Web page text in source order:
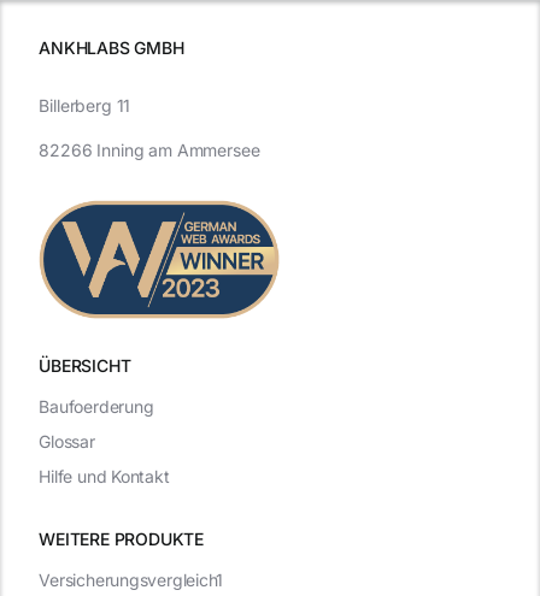
ANKHLABS GMBH
ÜBERSICHT
WEITERE PRODUKTE
Versicherungsvergleich1
Billerberg 11
82266 Inning am Ammersee
Baufoerderung
Glossar
Hilfe und Kontakt